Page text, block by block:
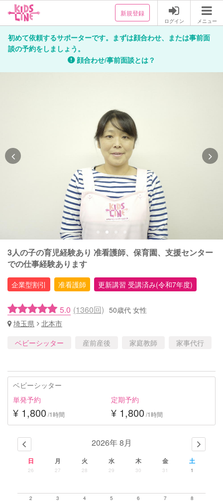
新規登録
ログイン メニュー
初めて依頼するサポーターです。まずは顔合わせ、または事前面
談の予約をしましょう。
顔合わせ/事前面談とは？
3人の子の育児経験あり 准看護師、保育園、支援センター
での仕事経験あります
企業型割引 准看護師 更新講習 受講済み(令和7年度)
5.0 (1360回) 50歳代 女性
埼玉県
北本市
ベビーシッター
産前産後 家庭教師 家事代行
ベビーシッター
単発予約
¥ 1,800 /1時間
定期予約
¥ 1,800 /1時間
2026年 8月
日 月 火 水 木 金 土
26 27 28 29 30 31 1
2 3 4 5 6 7 8